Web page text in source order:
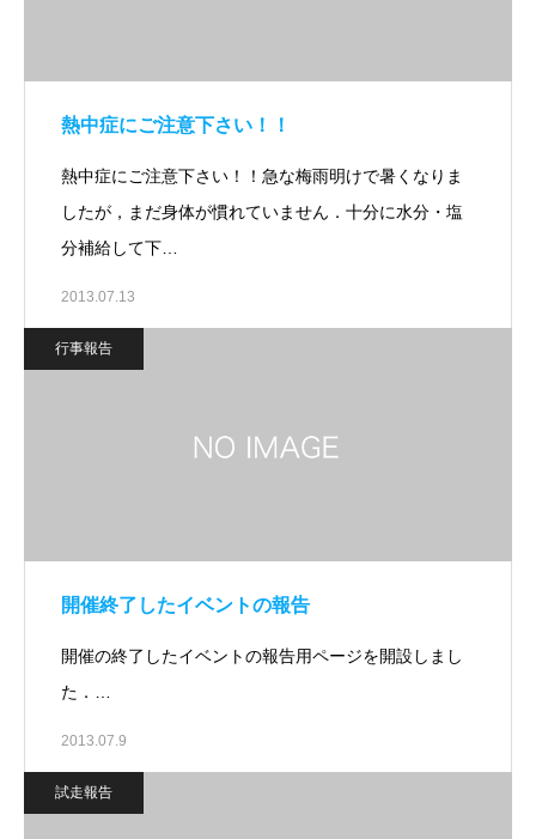
熱中症にご注意下さい！！
熱中症にご注意下さい！！急な梅雨明けで暑くなりま
したが，まだ身体が慣れていません．十分に水分・塩
分補給して下…
2013.07.13
行事報告
開催終了したイベントの報告
開催の終了したイベントの報告用ページを開設しまし
た．…
2013.07.9
試走報告